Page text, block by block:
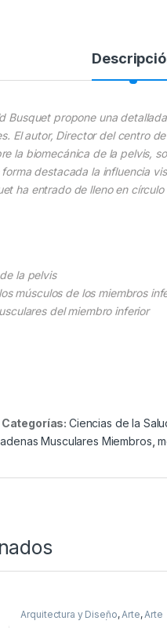
Busquet propone una
El autor, Director del centro
la biomecánica de la pelvis,
destacada la influencia
ha entrado de lleno en
la pelvis
músculos de los miembros
del miembro inferior
Categorías: Ciencias de la
Musculares Miembros ,
Arquitectura y Diseño,Arte,Arte
y Afines
Decoración y Muebles